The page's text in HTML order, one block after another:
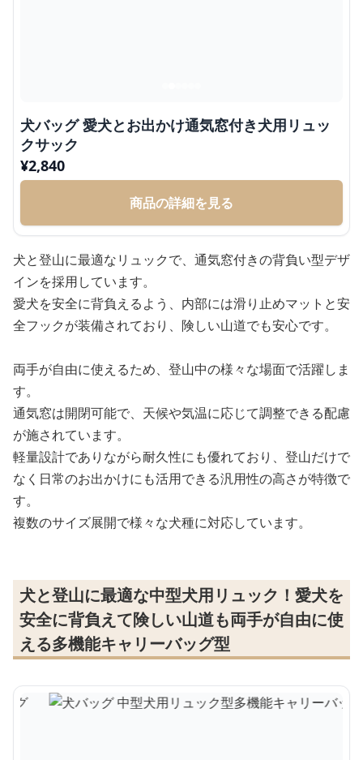
犬バッグ 愛犬とお出かけ通気窓付き犬用リュッ
クサック
¥2,840
商品の詳細を見る
犬と登山に最適なリュックで、通気窓付きの背負い型デザ
インを採用しています。
愛犬を安全に背負えるよう、内部には滑り止めマットと安
全フックが装備されており、険しい山道でも安心です。
両手が自由に使えるため、登山中の様々な場面で活躍しま
す。
通気窓は開閉可能で、天候や気温に応じて調整できる配慮
が施されています。
軽量設計でありながら耐久性にも優れており、登山だけで
なく日常のお出かけにも活用できる汎用性の高さが特徴で
す。
複数のサイズ展開で様々な犬種に対応しています。
犬と登山に最適な中型犬用リュック！愛犬を
安全に背負えて険しい山道も両手が自由に使
える多機能キャリーバッグ型